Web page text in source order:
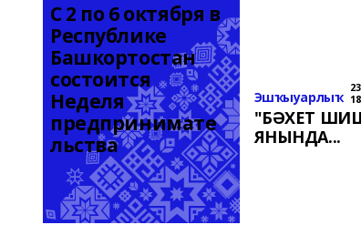
С 2 по 6 октября в
Республике
Башкортостан
состоится
Неделя
предпринимате
льства
Эшҡыуарлыҡ
"БӘХЕТ
ЯНЫНДА...